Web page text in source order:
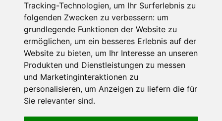
Tracking-Technologien, um Ihr Surferlebnis zu
folgenden Zwecken zu verbessern: um
grundlegende Funktionen der Website zu
ermöglichen, um ein besseres Erlebnis auf der
Website zu bieten, um Ihr Interesse an unseren
Produkten und Dienstleistungen zu messen
und Marketinginteraktionen zu
personalisieren, um Anzeigen zu liefern die für
Sie relevanter sind.